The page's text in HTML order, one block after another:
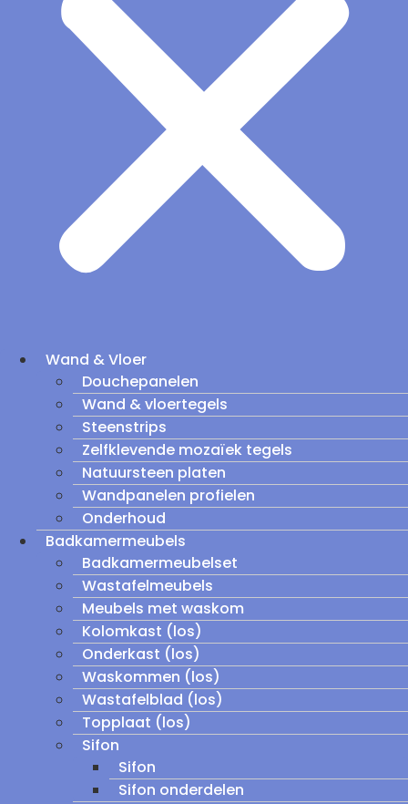
Wand & Vloer
Douchepanelen
Wand & vloertegels
Steenstrips
Zelfklevende mozaïek tegels
Natuursteen platen
Wandpanelen profielen
Onderhoud
Badkamermeubels
Badkamermeubelset
Wastafelmeubels
Meubels met waskom
Kolomkast (los)
Onderkast (los)
Waskommen (los)
Wastafelblad (los)
Topplaat (los)
Sifon
Sifon
Sifon onderdelen